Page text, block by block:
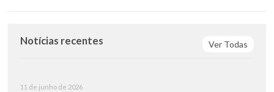
Ver Todas
Notícias recentes
11 de junho de 2026